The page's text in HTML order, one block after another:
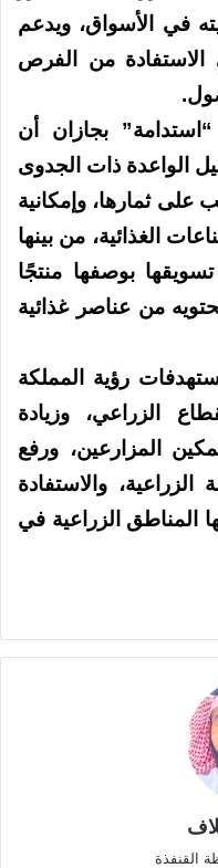
في الأسواق، ويدعم
الاستفادة من الفرص
بجازان أن
الواعدة ذات الجدوى
على ثمارها، وإمكانية
الغذائية، من بينها
بوصفها منتجًا
من عناصر غذائية
رؤية المملكة
الزراعي، وزيادة
المزارعين، ورفع
الزراعية، والاستفادة
المناطق الزراعية في
القنفذة